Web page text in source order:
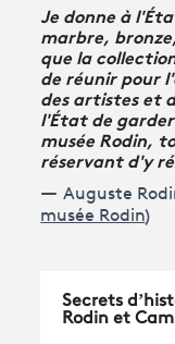
Je donne à
marbre,
que la
de réunir pour
des artistes et
l'État de
musée Rodin,
réservant d'y
Auguste
musée Rodin)
Secrets
Rodin et